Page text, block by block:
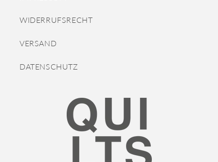
WIDERRUFSRECHT
VERSAND
DATENSCHUTZ